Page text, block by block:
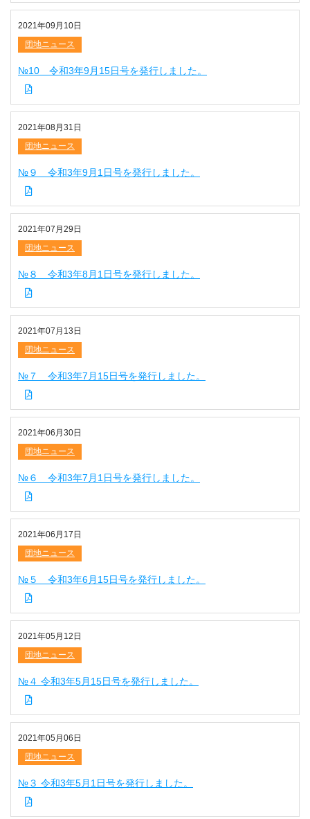
2021年09月10日
団地ニュース
№10 令和3年9月15日号を発行しました。
2021年08月31日
団地ニュース
№９ 令和3年9月1日号を発行しました。
2021年07月29日
団地ニュース
№８ 令和3年8月1日号を発行しました。
2021年07月13日
団地ニュース
№７ 令和3年7月15日号を発行しました。
2021年06月30日
団地ニュース
№６ 令和3年7月1日号を発行しました。
2021年06月17日
団地ニュース
№５ 令和3年6月15日号を発行しました。
2021年05月12日
団地ニュース
№４ 令和3年5月15日号を発行しました。
2021年05月06日
団地ニュース
№３ 令和3年5月1日号を発行しました。